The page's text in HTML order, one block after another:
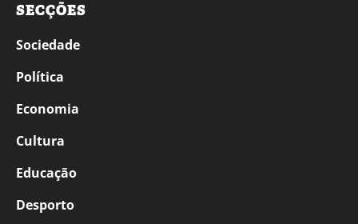
SECÇÕES
Sociedade
Política
Economia
Cultura
Educação
Desporto